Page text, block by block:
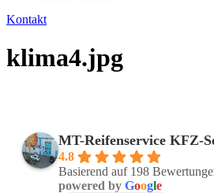
Kontakt
klima4.jpg
MT-Reifenservice KFZ-
4.8
Basierend auf 198
powered by Google